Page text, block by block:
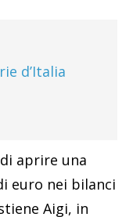
d’Italia
aprire una
euro nei bilanci
Aigi, in